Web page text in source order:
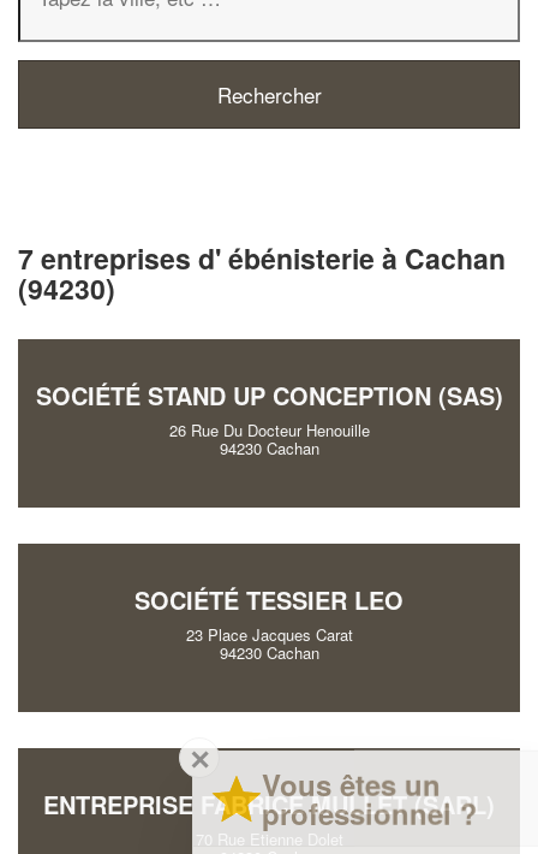
7 entreprises d' ébénisterie à Cachan
(94230)
SOCIÉTÉ STAND UP CONCEPTION (SAS)
26 Rue Du Docteur Henouille
94230 Cachan
SOCIÉTÉ TESSIER LEO
23 Place Jacques Carat
94230 Cachan
ENTREPRISE FABRICE MULLET (SARL)
70 Rue Etienne Dolet
✕
Vous êtes un
professionnel ?